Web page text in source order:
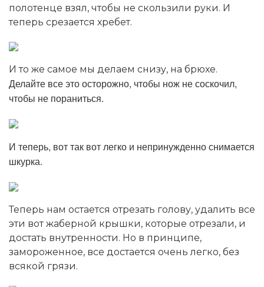
полотенце взял, чтобы не скользили руки. И
теперь срезается хребет.
И то же самое мы делаем снизу, на брюхе.
Делайте все это осторожно, чтобы нож не соскочил,
чтобы не пораниться.
И теперь, вот так вот легко и непринужденно снимается
шкурка.
Теперь нам остается отрезать голову, удалить все
эти вот жаберной крышки, которые отрезали, и
достать внутренности. Но в принципе,
замороженное, все достается очень легко, без
всякой грязи.